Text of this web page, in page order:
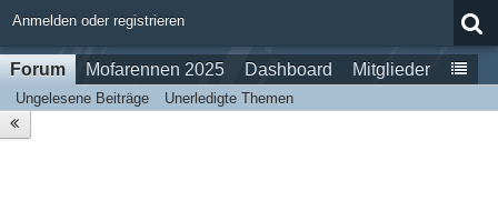
Anmelden oder registrieren
Forum Mofarennen 2025 Dashboard Mitglieder
Ungelesene Beiträge Unerledigte Themen